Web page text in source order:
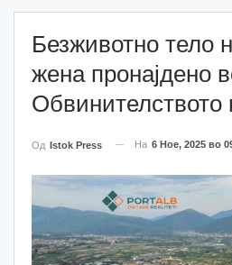
Безживотно тело
жена пронајдено
Од Istok Press На 6 Ное, 2025 во